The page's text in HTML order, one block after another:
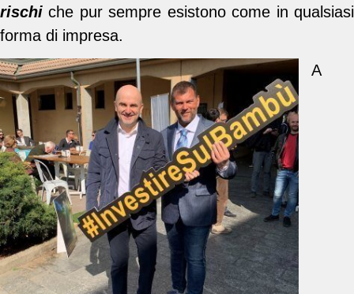
rischi che pur sempre esistono come in qualsiasi
forma di impresa.
A